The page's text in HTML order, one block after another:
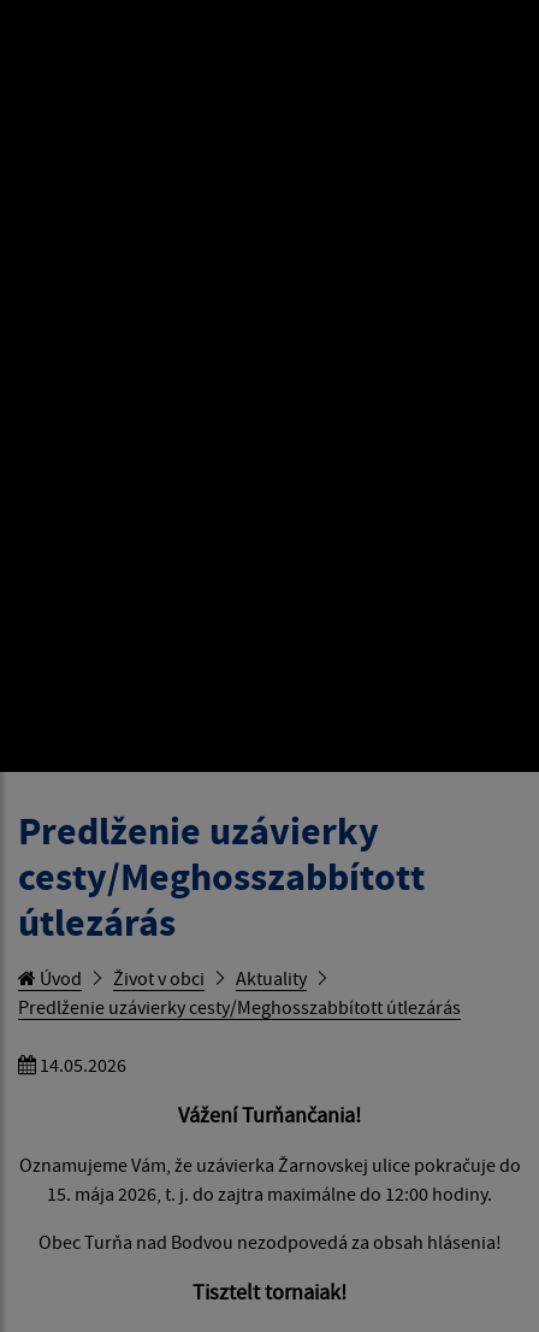
Predlženie uzávierky
cesty/Meghosszabbított
útlezárás
Úvod Život v obci
Aktuality
Predlženie uzávierky cesty/Meghosszabbított útlezárás
14.05.2026
Vážení Turňančania!
Oznamujeme Vám, že uzávierka Žarnovskej ulice pokračuje do
15. mája 2026, t. j. do zajtra maximálne do 12:00 hodiny.
Obec Turňa nad Bodvou nezodpovedá za obsah hlásenia!
Tisztelt tornaiak!